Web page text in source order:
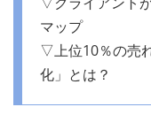
マップ
▽上位10％の売
化」とは？